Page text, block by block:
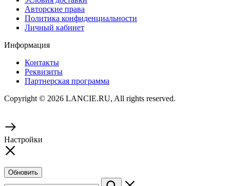
Авторские права
Политика конфиденциальности
Личный кабинет
Информация
Контакты
Реквизиты
Партнерская программа
Copyright © 2026 LANCIE.RU, All rights reserved.
Настройки
Обновить